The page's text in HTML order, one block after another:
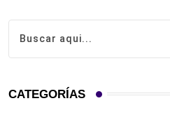
CATEGORÍAS